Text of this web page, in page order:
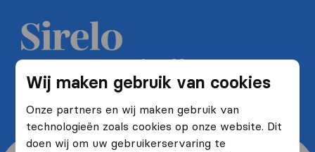
Wij maken gebruik van cookies
Onze partners en wij maken gebruik van
technologieën zoals cookies op onze website. Dit
doen wij om uw gebruikerservaring te
Ontvang 5 gratis offertes van
verhuisfirma's en bespaar tot wel
40%